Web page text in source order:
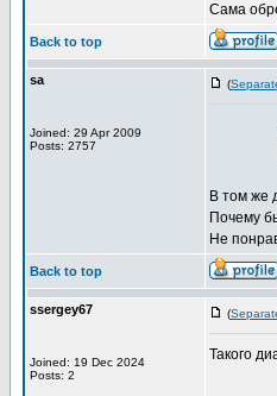
Сама
Back to top
sa
Joined: 29 Apr 2009
Posts: 2757
(
В том же
Почему
Не
Back to top
ssergey67
Joined: 19 Dec 2024
Posts: 2
(
Такого